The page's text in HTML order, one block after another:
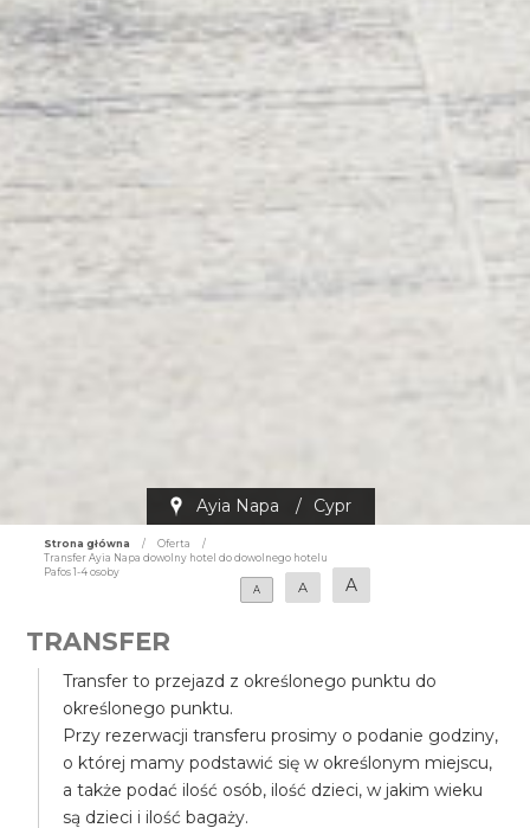
Ayia Napa / Cypr
Strona główna / Oferta
/
Transfer Ayia Napa dowolny hotel do dowolnego hotelu
Pafos 1-4 osoby
A
A A
TRANSFER
Transfer to przejazd z określonego punktu do
określonego punktu.
Przy rezerwacji transferu prosimy o podanie godziny,
o której mamy podstawić się w określonym miejscu,
a także podać ilość osób, ilość dzieci, w jakim wieku
są dzieci i ilość bagaży.